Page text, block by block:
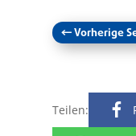
←Vorherige
Teilen: